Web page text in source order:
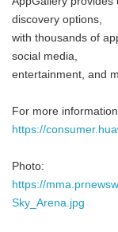
discovery options,
with thousands of
social media,
entertainment, and
For more
https://
Photo:
https://
Sky_Arena.jpg